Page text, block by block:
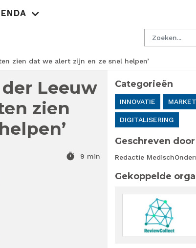
Zoeken
zien dat we alert zijn en ze snel helpen’
Leeuw
zien
timer 9 min
Categorieën
INNOVATIE
DIGITALISERING
Geschreven door
Redactie
Gekoppelde